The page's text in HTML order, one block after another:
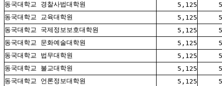
동국대학교 경찰사법대학원
5,125
동국대학교 교육대학원
5,125
동국대학교 국제정보보호대학원
5,125
동국대학교 문화예술대학원
5,125
동국대학교 법무대학원
5,125
동국대학교 불교대학원
5,125
동국대학교 언론정보대학원
5,125